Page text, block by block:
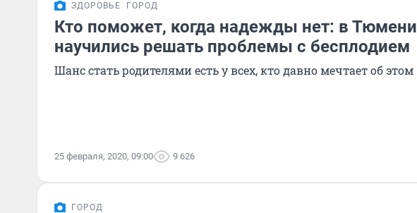
ЗДОРОВЬЕ ГОРОД
Кто поможет, когда надежды нет: в Тюмени
научились решать проблемы с бесплодием
Шанс стать родителями есть у всех, кто давно мечтает об этом
25 февраля, 2020, 09:00 9 626
ГОРОД